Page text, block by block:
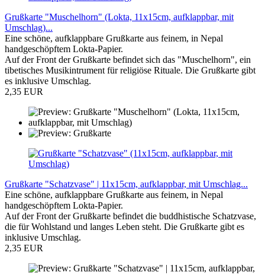
Grußkarte "Muschelhorn" (Lokta, 11x15cm, aufklappbar, mit
Umschlag)...
Eine schöne, aufklappbare Grußkarte aus feinem, in Nepal
handgeschöpftem Lokta-Papier.
Auf der Front der Grußkarte befindet sich das "Muschelhorn", ein
tibetisches Musikintrument für religiöse Rituale. Die Grußkarte gibt
es inklusive Umschlag.
2,35 EUR
Grußkarte "Schatzvase" | 11x15cm, aufklappbar, mit Umschlag...
Eine schöne, aufklappbare Grußkarte aus feinem, in Nepal
handgeschöpftem Lokta-Papier.
Auf der Front der Grußkarte befindet die buddhistische Schatzvase,
die für Wohlstand und langes Leben steht. Die Grußkarte gibt es
inklusive Umschlag.
2,35 EUR